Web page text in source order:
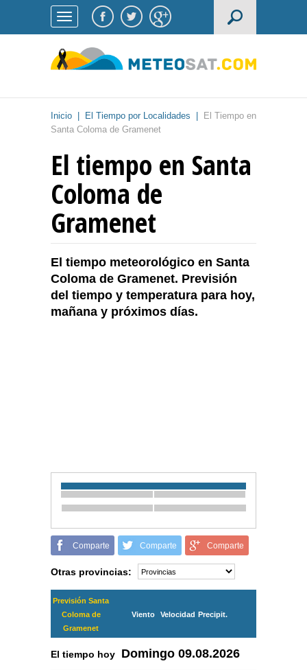
Inicio El Tiempo por Localidades
El Tiempo en
Santa Coloma de Gramenet
El tiempo en Santa
Coloma de
Gramenet
El tiempo meteorológico en Santa
Coloma de Gramenet. Previsión
del tiempo y temperatura para hoy,
mañana y próximos días.
Comparte Comparte Comparte
Otras provincias:
Previsión Santa
Coloma de
Gramenet
Viento Velocidad Precipit.
El tiempo hoy Domingo 09.08.2026